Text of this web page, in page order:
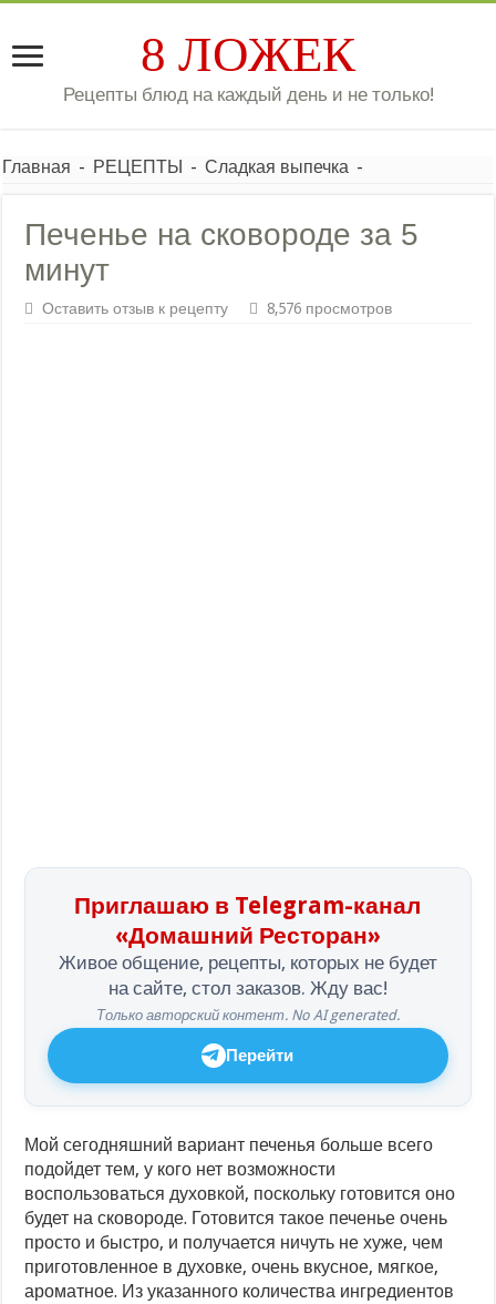
8 ЛОЖЕК
Рецепты блюд на каждый день и не только!
Главная - РЕЦЕПТЫ - Сладкая выпечка -
Печенье на сковороде за 5
минут
Оставить отзыв к рецепту 8,576 просмотров
Приглашаю в Telegram-канал
«Домашний Ресторан»
Живое общение, рецепты, которых не будет
на сайте, стол заказов. Жду вас!
Только авторский контент. No AI generated.
Перейти
Мой сегодняшний вариант печенья больше всего
подойдет тем, у кого нет возможности
воспользоваться духовкой, поскольку готовится оно
будет на сковороде. Готовится такое печенье очень
просто и быстро, и получается ничуть не хуже, чем
приготовленное в духовке, очень вкусное, мягкое,
ароматное. Из указанного количества ингредиентов